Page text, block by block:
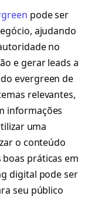
pode ser
ajudando
no
e gerar leads a
evergreen de
relevantes,
informações
uma
o conteúdo
práticas em
digital pode ser
seu público